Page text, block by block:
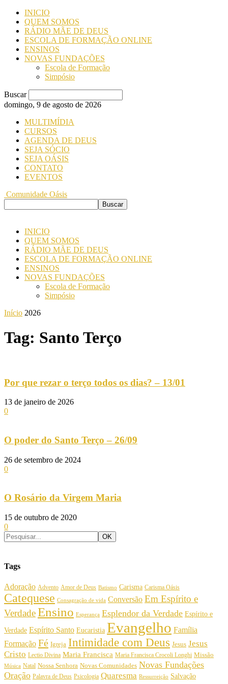
INICIO
QUEM SOMOS
RÁDIO MÃE DE DEUS
ESCOLA DE FORMAÇÃO ONLINE
ENSINOS
NOVAS FUNDAÇÕES
Escola de Formação
Simpósio
Buscar
domingo, 9 de agosto de 2026
MULTIMÍDIA
CURSOS
AGENDA DE DEUS
SEJA SÓCIO
SEJA OÁSIS
CONTATO
EVENTOS
Comunidade Oásis
INICIO
QUEM SOMOS
RÁDIO MÃE DE DEUS
ESCOLA DE FORMAÇÃO ONLINE
ENSINOS
NOVAS FUNDAÇÕES
Escola de Formação
Simpósio
Início 2026
Tag: Santo Terço
Por que rezar o terço todos os dias? – 13/01
13 de janeiro de 2026
0
O poder do Santo Terço – 26/09
26 de setembro de 2024
0
O Rosário da Virgem Maria
15 de outubro de 2020
0
Tags
Adoração Advento Amor de Deus Batismo Carisma Carisma Oásis
Catequese Consagração de vida Conversão Em Espírito e
VerdadeEnsino Esperança Esplendor da Verdade Espírito e
Verdade Espírito Santo Eucaristia Evangelho Família
Formação Fé Igreja Intimidade com Deus Jesus Jesus
Cristo Lectio Divina Maria Francisca Maria Francisca Crocoli Longhi Missão
Música Natal Nossa Senhora Novas Comunidades Novas Fundações
Oração Palavra de Deus Psicologia Quaresma Ressurreição Salvação